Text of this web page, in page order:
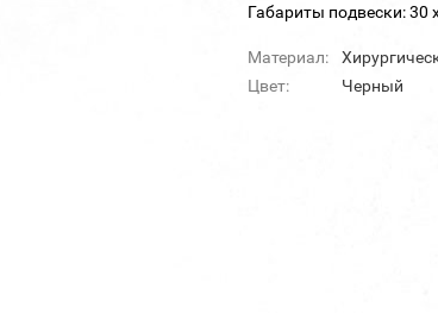
Габариты подвески: 30
Материал:
Цвет:
Черный